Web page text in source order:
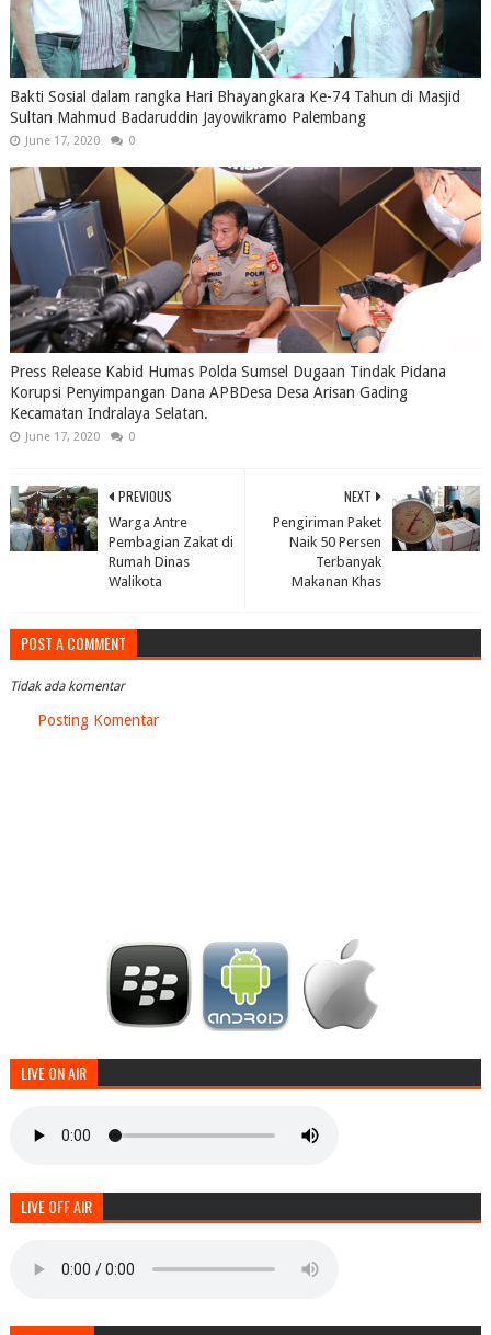
Bakti Sosial dalam rangka Hari Bhayangkara Ke-74 Tahun di Masjid
Sultan Mahmud Badaruddin Jayowikramo Palembang
June 17, 2020 0
Press Release Kabid Humas Polda Sumsel Dugaan Tindak Pidana
Korupsi Penyimpangan Dana APBDesa Desa Arisan Gading
Kecamatan Indralaya Selatan.
June 17, 2020 0
NEXT
Pengiriman Paket
Naik 50 Persen
Terbanyak
Makanan Khas
PREVIOUS
Warga Antre
Pembagian Zakat di
Rumah Dinas
Walikota
POST A COMMENT
Tidak ada komentar
Posting Komentar
LIVE ON AIR
LIVE OFF AIR